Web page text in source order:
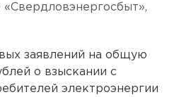
заявлений на общую
о взыскании с
электроэнергии